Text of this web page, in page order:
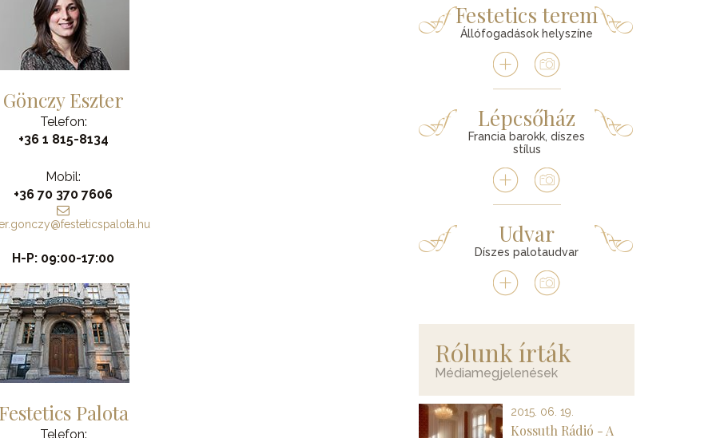
Gönczy Eszter
Telefon:
+36 1 815-8134
Mobil:
+36 70 370 7606
H-P: 09:00-17:00
Palota
Telefon:
Festetics terem
Állófogadások helyszíne
Lépcsőház
Francia barokk, díszes
stílus
Udvar
Díszes palotaudvar
Rólunk írták
Médiamegjelenések
2015. 06. 19.
Kossuth Rádió - A